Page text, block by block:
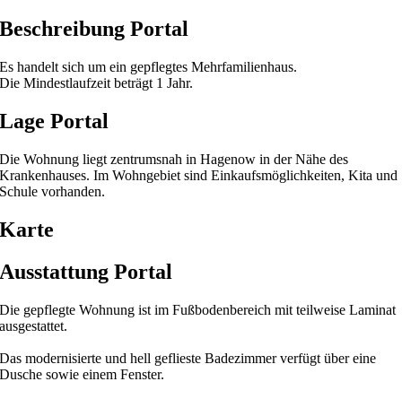
Beschreibung Portal
Es handelt sich um ein gepflegtes Mehrfamilienhaus.
Die Mindestlaufzeit beträgt 1 Jahr.
Lage Portal
Die Wohnung liegt zentrumsnah in Hagenow in der Nähe des
Krankenhauses. Im Wohngebiet sind Einkaufsmöglichkeiten, Kita und
Schule vorhanden.
Karte
Ausstattung Portal
Die gepflegte Wohnung ist im Fußbodenbereich mit teilweise Laminat
ausgestattet.
Das modernisierte und hell geflieste Badezimmer verfügt über eine
Dusche sowie einem Fenster.